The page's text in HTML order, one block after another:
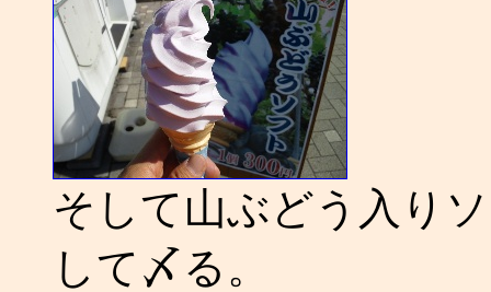
そして山ぶどう入り
して〆る。